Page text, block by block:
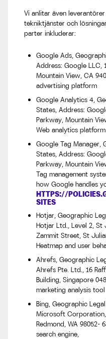
Vi anlitar även
tekniktjänster och
parter inkluderar:
Google Ads,
Address: Google LLC,
Mountain View, CA
advertising platform
Google Analytics 4,
States, Address:
Parkway, Mountain
Web analytics platform
Google Tag Manager,
States, Address:
Parkway, Mountain
Tag management
how Google handles
HTTPS://
SITES
Hotjar, Geographic
Hotjar Ltd., Level 2, St
Zammit Street, St
Heatmap and user
Ahrefs, Geographic
Ahrefs Pte. Ltd., 16
Building, Singapore
marketing analysis tool
Bing, Geographic
Microsoft
Redmond, WA 98052-
search engine,